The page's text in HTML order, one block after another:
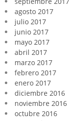
agosto 2017
julio 2017
junio 2017
mayo 2017
abril 2017
marzo 2017
febrero 2017
enero 2017
diciembre 2016
noviembre 2016
octubre 2016